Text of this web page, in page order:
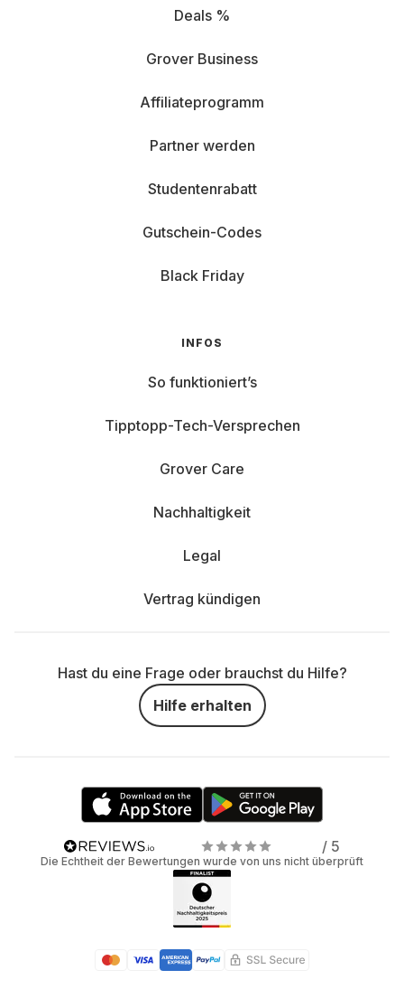
Deals %
Grover Business
Affiliateprogramm
Partner werden
Studentenrabatt
Gutschein-Codes
Black Friday
INFOS
So funktioniert’s
Tipptopp-Tech-Versprechen
Grover Care
Nachhaltigkeit
Legal
Vertrag kündigen
Hast du eine Frage oder brauchst du Hilfe?
Hilfe erhalten
/ 5
Die Echtheit der Bewertungen wurde von uns nicht überprüft